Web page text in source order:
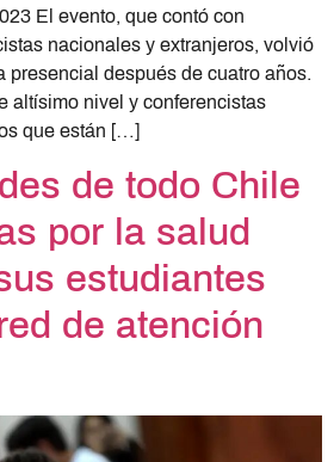
El evento, que contó con
nacionales y extranjeros, volvió
presencial después de cuatro años.
altísimo nivel y conferencistas
que están […]
de todo Chile
por la salud
estudiantes
de atención